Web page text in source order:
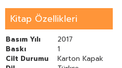
Kitap Özellikleri
Basım Yılı
2017
Baskı
1
Cilt Durumu
Karton Kapak